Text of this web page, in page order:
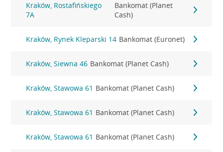
Kraków, Rostafińskiego
7A
Bankomat (Planet
Cash)
Kraków, Rynek Kleparski 14 Bankomat (Euronet)
Kraków, Siewna 46 Bankomat (Planet Cash)
Kraków, Stawowa 61 Bankomat (Planet Cash)
Kraków, Stawowa 61 Bankomat (Planet Cash)
Kraków, Stawowa 61 Bankomat (Planet Cash)